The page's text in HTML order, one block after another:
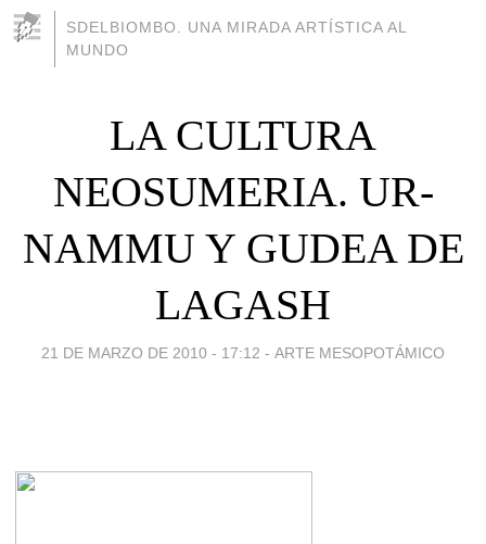
SDELBIOMBO. UNA MIRADA ARTÍSTICA AL
MUNDO
LA CULTURA
NEOSUMERIA. UR-
NAMMU Y GUDEA DE
LAGASH
21 DE MARZO DE 2010 - 17:12 - ARTE MESOPOTÁMICO